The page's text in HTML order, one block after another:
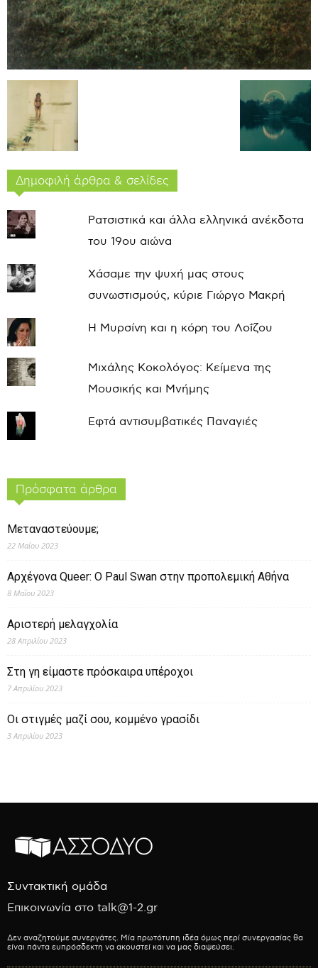
Δημοφιλή άρθρα & σελίδες
Ρατσιστικά και άλλα ελληνικά ανέκδοτα
του 19ου αιώνα
Χάσαμε την ψυχή μας στους
συνωστισμούς, κύριε Γιώργο Μακρή
Η Μυρσίνη και η κόρη του Λοΐζου
Μιχάλης Κοκολόγος: Κείμενα της
Μουσικής και Μνήμης
Εφτά αντισυμβατικές Παναγιές
Πρόσφατα άρθρα
Μεταναστεύουμε;
22 Μαΐου 2023
Αρχέγονα Queer: O Paul Swan στην προπολεμική Αθήνα
8 Μαΐου 2023
Αριστερή μελαγχολία
28 Απριλίου 2023
Στη γη είμαστε πρόσκαιρα υπέροχοι
7 Απριλίου 2023
Οι στιγμές μαζί σου, κομμένο γρασίδι
3 Απριλίου 2023
Συντακτική ομάδα
Επικοινωνία στο talk@1-2.gr
Δεν αναζητούμε συνεργάτες. Μία πρωτότυπη ιδέα όμως περί συνεργασίας θα
είναι πάντα ευπρόσδεκτη να ακουστεί και να μας διαψεύσει.